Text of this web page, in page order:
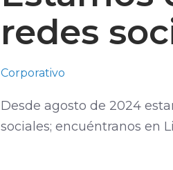
redes
Corporativo
Desde agosto de 2024
sociales; encuéntranos en